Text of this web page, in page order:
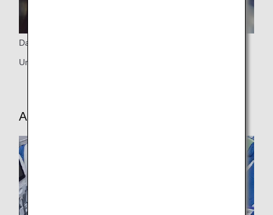
Datoruttag
Universellt uttag för dator
ANA COUCHii